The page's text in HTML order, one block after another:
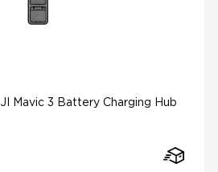
Mavic 3 Battery Charging Hub